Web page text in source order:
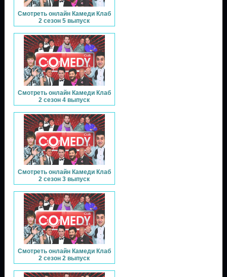
Смотреть онлайн Камеди Клаб
2 сезон 5 выпуск
Смотреть онлайн Камеди Клаб
2 сезон 4 выпуск
Смотреть онлайн Камеди Клаб
2 сезон 3 выпуск
Смотреть онлайн Камеди Клаб
2 сезон 2 выпуск